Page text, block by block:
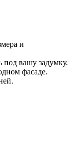
и
под вашу задумку.
фасаде.